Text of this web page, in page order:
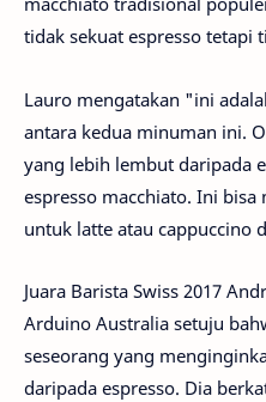
tidak sekuat espresso tetapi
Lauro mengatakan "ini
antara kedua minuman ini.
yang lebih lembut daripada
espresso macchiato. Ini
untuk latte atau cappuccino
Juara Barista Swiss 2017
Arduino Australia setuju
seseorang yang
daripada espresso. Dia